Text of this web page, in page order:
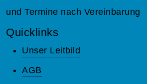
und Termine nach Vereinbarung
Quicklinks
Unser Leitbild
AGB